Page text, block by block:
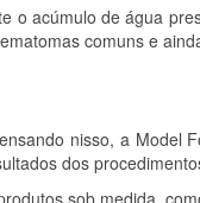
o acúmulo de água
comuns e
nisso, a Model
dos
sob medida,